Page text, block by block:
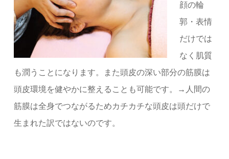
顔の輪
郭・表情
だけでは
なく肌質
も潤うことになります。また頭皮の深い部分の筋膜は
頭皮環境を健やかに整えることも可能です。
→人間の
筋膜は全身でつながるためカチカチな頭皮は頭だけで
生まれた訳ではないのです。